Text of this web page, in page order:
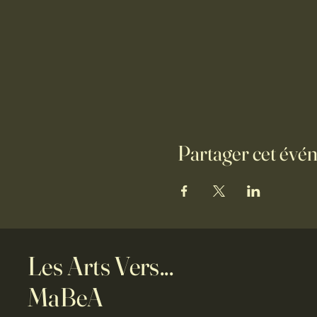
Partager cet
Les Arts Vers...
MaBeA